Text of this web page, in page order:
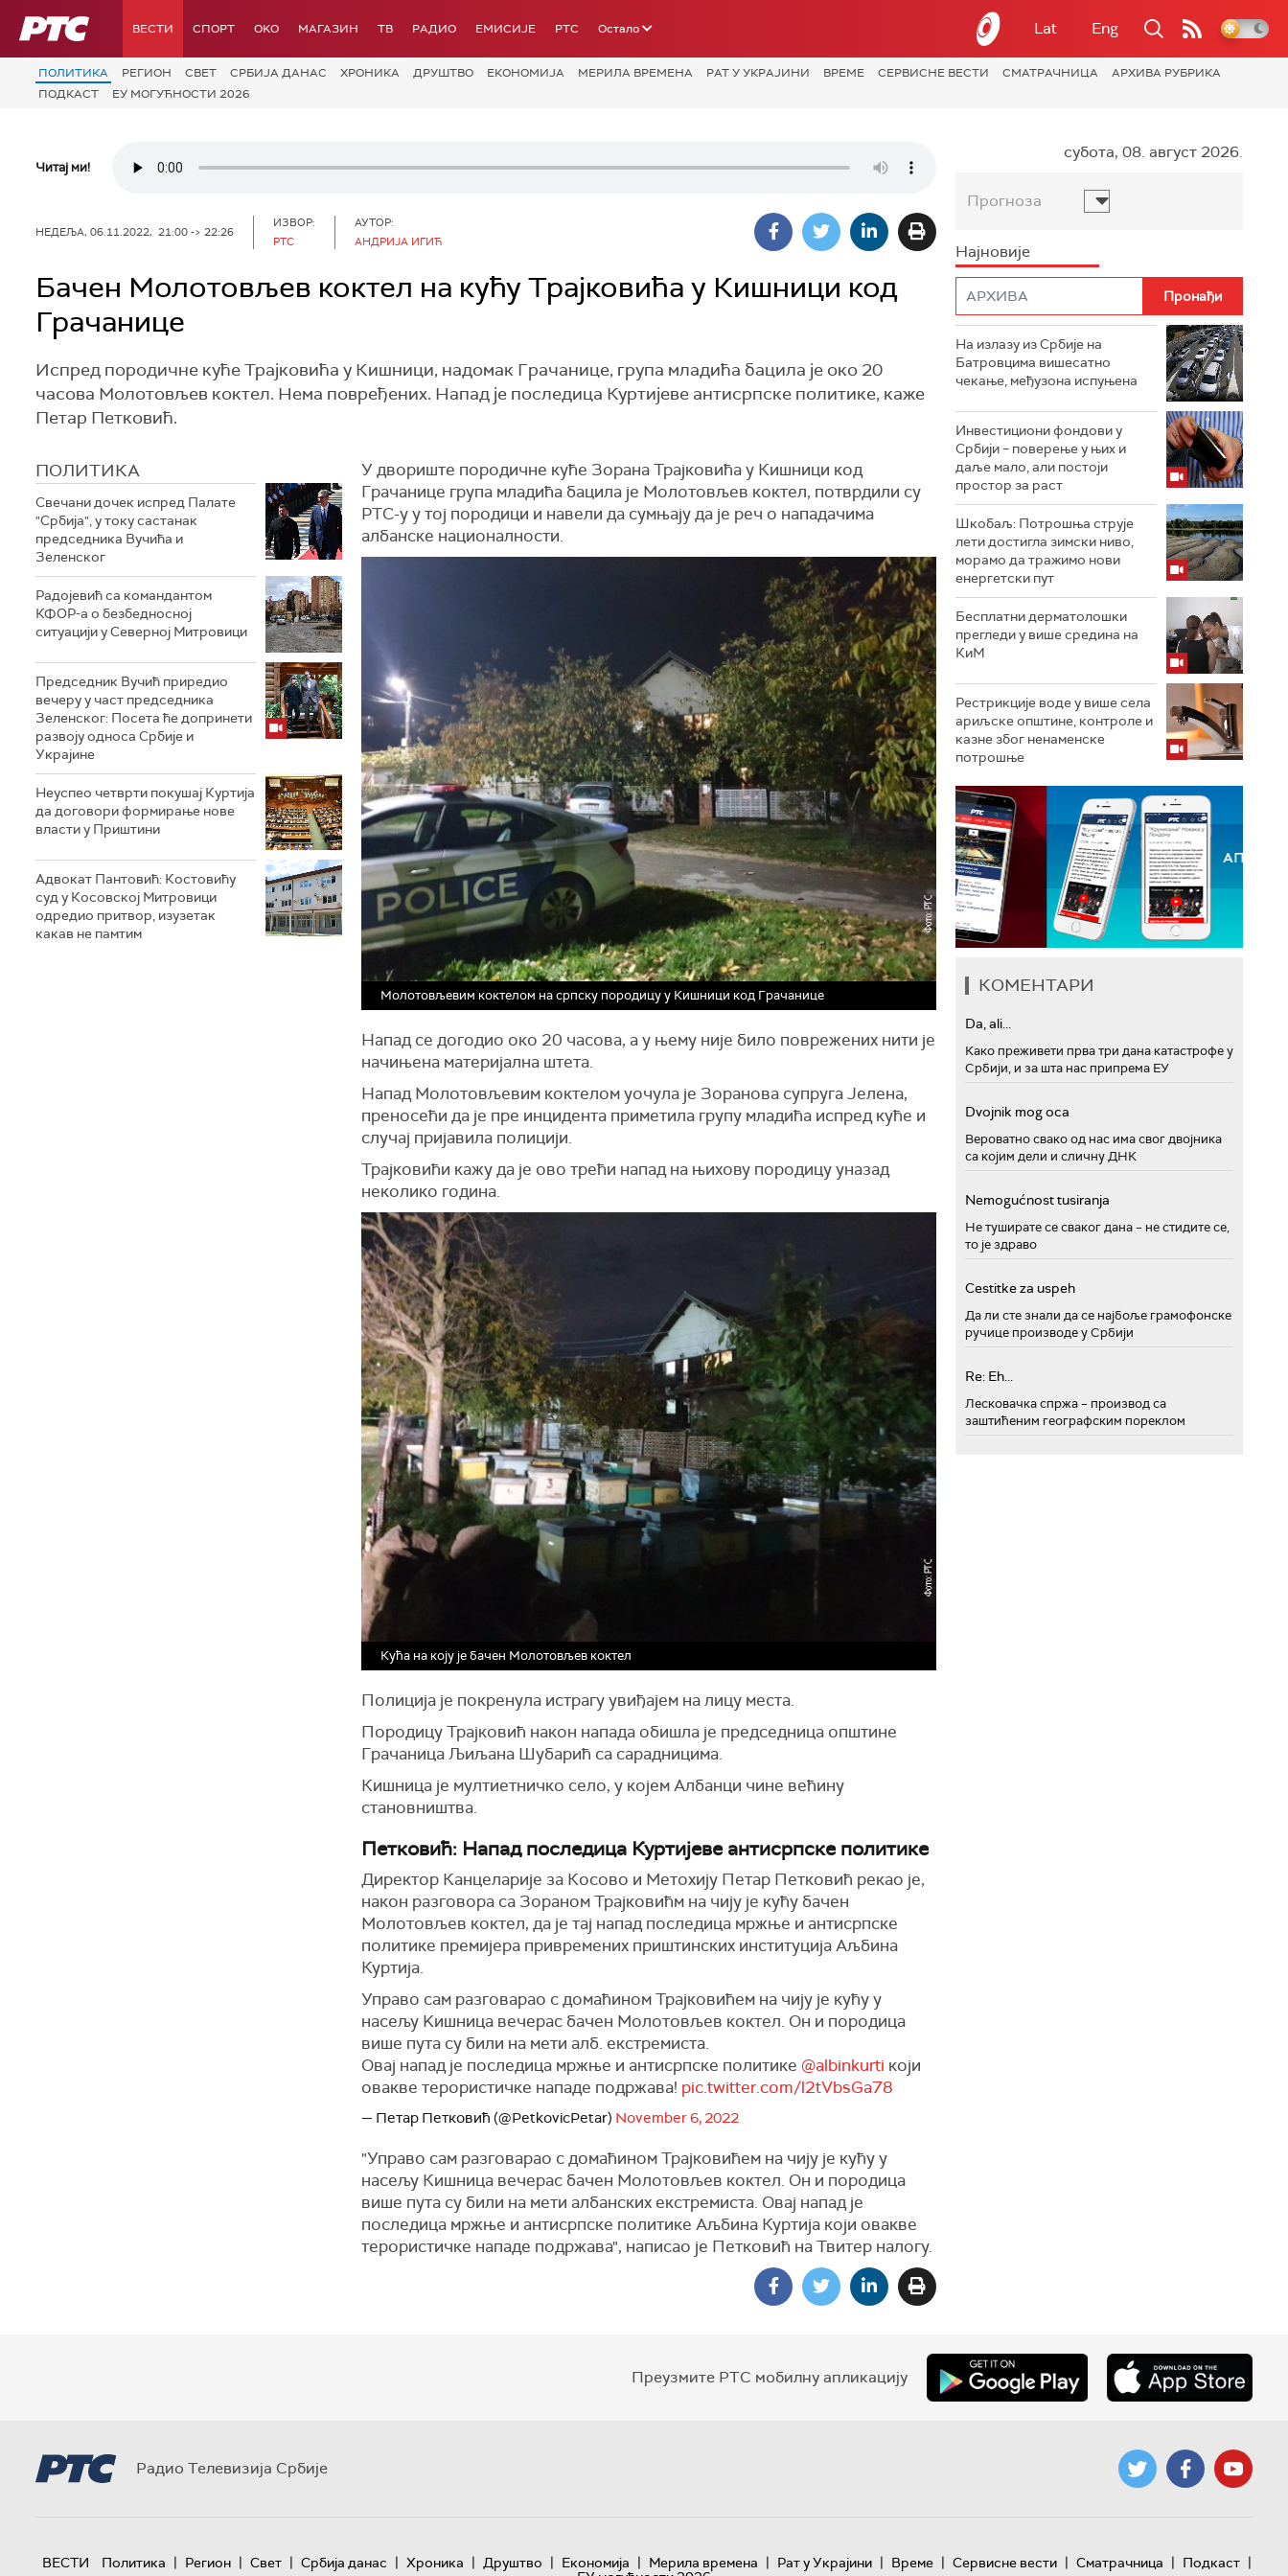
РТС ВЕСТИ СПОРТ OKO МАГАЗИН ТВ РАДИО ЕМИСИЈЕ РТС Остало Lat Eng
ПОЛИТИКА РЕГИОН СВЕТ СРБИЈА ДАНАС ХРОНИКА ДРУШТВО ЕКОНОМИЈА МЕРИЛА ВРЕМЕНА РАТ У УКРАЈИНИ ВРЕМЕ СЕРВИСНЕ ВЕСТИ СМАТРАЧНИЦА
АРХИВА РУБРИКА
ПОДКАСТ
ЕУ МОГУЋНОСТИ 2026
Читај ми!
НЕДЕЉА, 06.11.2022, 21:00 -> 22:26
ИЗВОР:
РТС
АУТОР:
АНДРИЈА ИГИЋ
Бачен Молотовљев коктел на кућу Трајковића у Кишници код
Грачанице
Испред породичне куће Трајковића у Кишници, надомак Грачанице, група младића бацила је око 20
часова Молотовљев коктел. Нема повређених. Напад је последица Куртијеве антисрпске политике, каже
Петар Петковић.
ПОЛИТИКА
Свечани дочек испред Палате
"Србија", у току састанак
председника Вучића и
Зеленског
Радојевић са командантом
КФОР-а о безбедносној
ситуацији у Северној Митровици
Председник Вучић приредио
вечеру у част председника
Зеленског: Посета ће допринети
развоју односа Србије и
Украјине
Неуспео четврти покушај Куртија
да договори формирање нове
власти у Приштини
Адвокат Пантовић: Костовићу
суд у Косовској Митровици
одредио притвор, изузетак
какав не памтим
У двориште породичне куће Зорана Трајковића у Кишници код
Грачанице група младића бацила је Молотовљев коктел, потврдили су
РТС-у у тој породици и навели да сумњају да је реч о нападачима
албанске националности.
Молотовљевим коктелом на српску породицу у Кишници код Грачанице
Напад се догодио око 20 часова, а у њему није било поврежених нити је
начињена материјална штета.
Напад Молотовљевим коктелом уочула је Зоранова супруга Јелена,
преносећи да је пре инцидента приметила групу младића испред куће и
случај пријавила полицији.
Трајковићи кажу да је ово трећи напад на њихову породицу уназад
неколико година.
Кућа на коју је бачен Молотовљев коктел
Полиција је покренула истрагу увиђајем на лицу места.
Породицу Трајковић након напада обишла је председница општине
Грачаница Љиљана Шубарић са сарадницима.
Кишница је мултиетничко село, у којем Албанци чине већину
становништва.
Петковић: Напад последица Куртијеве антисрпске политике
Директор Канцеларије за Косово и Метохију Петар Петковић рекао је,
након разговора са Зораном Трајковићм на чију је кућу бачен
Молотовљев коктел, да је тај напад последица мржње и антисрпске
политике премијера привремених приштинских институција Аљбина
Куртија.
Управо сам разговарао с домаћином Трајковићем на чију је кућу у
насељу Kишница вечерас бачен Молотовљев коктел. Он и породица
више пута су били на мети алб. екстремиста.
Овај напад је последица мржње и антисрпске политике @albinkurti који
овакве терористичке нападе подржава! pic.twitter.com/l2tVbsGa78
— Петар Петковић (@PetkovicPetar) November 6, 2022
"Управо сам разговарао с домаћином Трајковићем на чију је кућу у
насељу Кишница вечерас бачен Молотовљев коктел. Он и породица
више пута су били на мети албанских екстремиста. Овај напад је
последица мржње и антисрпске политике Аљбина Куртија који овакве
терористичке нападе подржава", написао је Петковић на Твитер налогу.
субота, 08. август 2026.
Прогноза
Најновије
На излазу из Србије на
Батровцима вишесатно
чекање, међузона испуњена
Инвестициони фондови у
Србији – поверење у њих и
даље мало, али постоји
простор за раст
Шкобаљ: Потрошња струје
лети достигла зимски ниво,
морамо да тражимо нови
енергетски пут
Бесплатни дерматолошки
прегледи у више средина на
КиМ
Рестрикције воде у више села
ариљске општине, контроле и
казне због ненаменске
потрошње
КОМЕНТАРИ
Da, ali...
Како преживети прва три дана катастрофе у
Србији, и за шта нас припрема ЕУ
Dvojnik mog oca
Вероватно свако од нас има свог двојника
са којим дели и сличну ДНК
Nemogućnost tusiranja
Не туширате се сваког дана – не стидите се,
то је здраво
Cestitke za uspeh
Да ли сте знали да се најбоље грамофонске
ручице производе у Србији
Re: Eh...
Лесковачка спржа – производ са
заштићеним географским пореклом
Преузмите РТС мобилну апликацију
Радио Телевизија Србије
ВЕСТИ Политика | Регион | Свет | Србија данас | Хроника | Друштво | Економија | Мерила времена | Рат у Украјини | Време | Сервисне вести | Сматрачница | Подкаст |